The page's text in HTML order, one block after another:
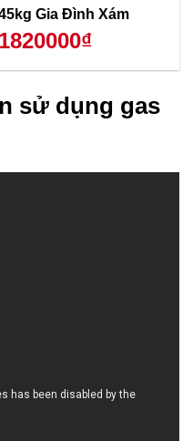
Gia Đình Xám
1820000₫
sử dụng gas